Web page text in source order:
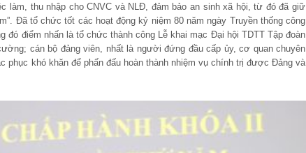
làm, thu nhập cho CNVC và NLĐ, đảm bảo an sinh xã hội, từ đó đã giữ
Đã tổ chức tốt các hoạt động kỷ niệm 80 năm ngày Truyền thống công
đó điểm nhấn là tổ chức thành công Lễ khai mạc Đại hội TDTT Tập đoàn
cán bộ đảng viên, nhất là người đứng đầu cấp ủy, cơ quan chuyên
phục khó khăn để phấn đấu hoàn thành nhiệm vụ chính trị được Đảng và